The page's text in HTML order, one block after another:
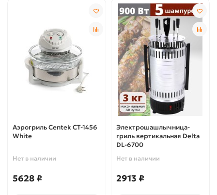
Аэрогриль Centek CT-1456
White
Нет в наличии
5628 ₽
Электрошашлычница-
гриль вертикальная Delta
DL-6700
Нет в наличии
2913 ₽